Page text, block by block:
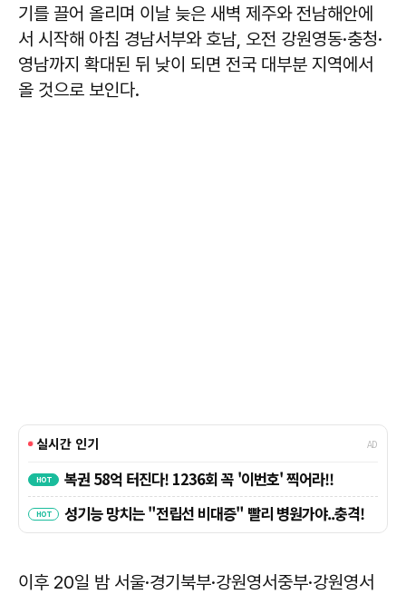
기를 끌어 올리며 이날 늦은 새벽 제주와 전남해안에
서 시작해 아침 경남서부와 호남, 오전 강원영동·충청·
영남까지 확대된 뒤 낮이 되면 전국 대부분 지역에서
올 것으로 보인다.
이후 20일 밤 서울·경기북부·강원영서중부·강원영서